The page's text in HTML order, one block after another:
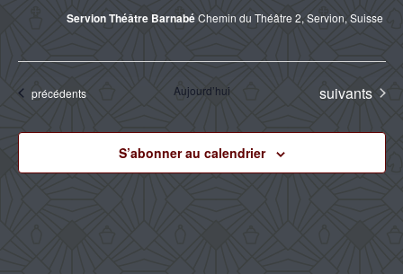
Servion Théâtre BarnabéChemin du Théâtre 2, Servion, Suisse
Évènements
précédents Aujourd’hui Évènements
suivants
S’abonner au calendrier